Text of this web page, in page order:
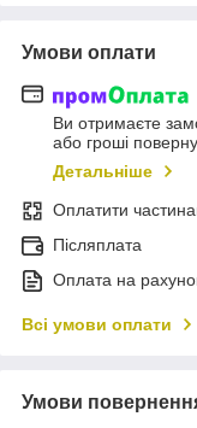
Умови оплати
Ви отримаєте
або гроші
Детальніше
Оплатити
Післяплата
Оплата на
Всі умови оплати
Умови